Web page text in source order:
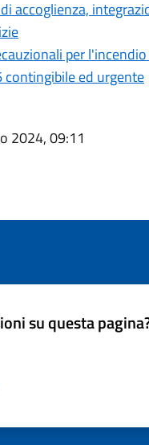
accoglienza,
per l'incendio
ed urgente
2024, 09:11
su questa